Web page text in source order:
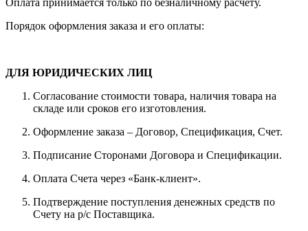
Оплата принимается только по безналичному расчету.
Порядок оформления заказа и его оплаты:
ДЛЯ ЮРИДИЧЕСКИХ ЛИЦ
Согласование стоимости товара, наличия товара на
складе или сроков его изготовления.
Оформление заказа – Договор, Спецификация, Счет.
Подписание Сторонами Договора и Спецификации.
Оплата Счета через «Банк-клиент».
Подтверждение поступления денежных средств по
Счету на р/с Поставщика.